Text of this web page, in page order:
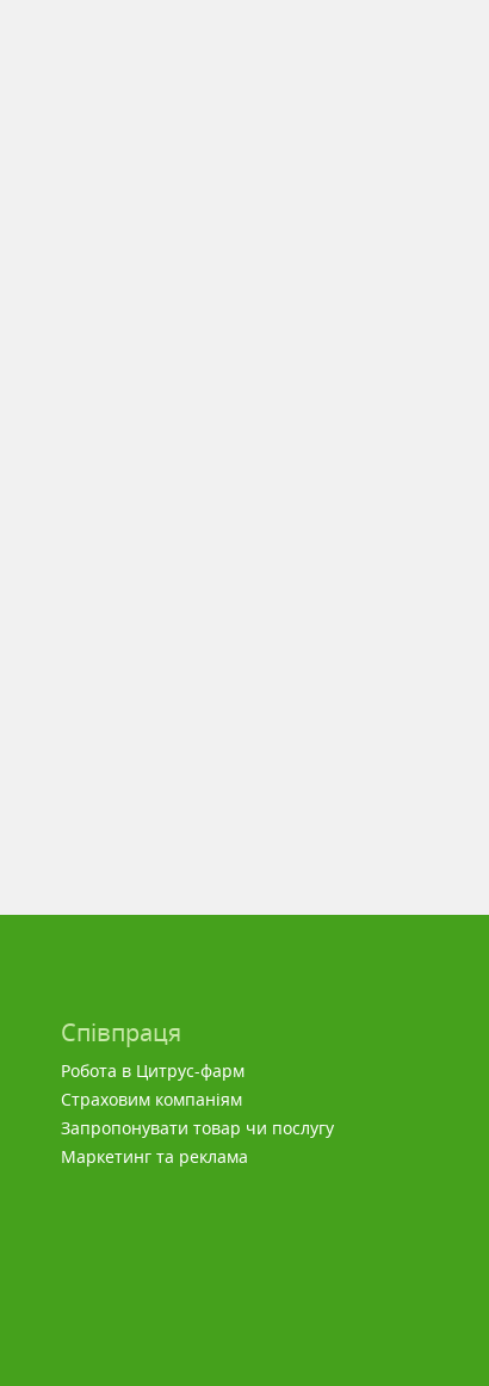
Співпраця
Робота в Цитрус-фарм
Страховим компаніям
Запропонувати товар чи послугу
Маркетинг та реклама